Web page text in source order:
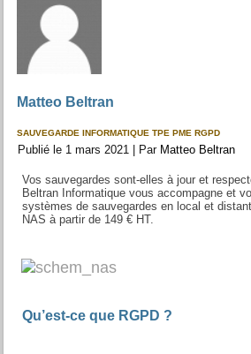
Matteo Beltran
SAUVEGARDE INFORMATIQUE TPE PME RGPD
Publié le 1 mars 2021 Par Matteo Beltran
Vos sauvegardes sont-elles à jour et
Beltran Informatique vous accompagne et
systèmes de sauvegardes en local et
NAS à partir de 149 € HT.
Qu’est-ce que RGPD ?